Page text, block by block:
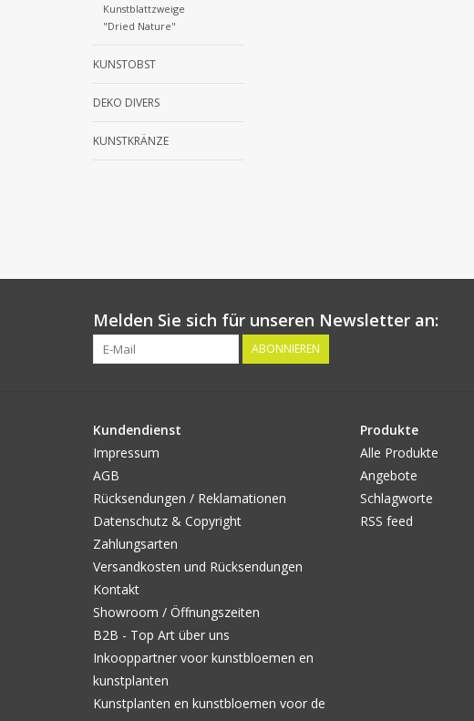
Kunstblattzweige
"Dried Nature"
KUNSTOBST
DEKO DIVERS
KUNSTKRÄNZE
Melden Sie sich für unseren Newsletter an:
ABONNIEREN
Kundendienst
Impressum
AGB
Rücksendungen / Reklamationen
Datenschutz & Copyright
Zahlungsarten
Versandkosten und Rücksendungen
Kontakt
Showroom / Öffnungszeiten
B2B - Top Art über uns
Inkooppartner voor kunstbloemen en
kunstplanten
Kunstplanten en kunstbloemen voor de
Produkte
Alle Produkte
Angebote
Schlagworte
RSS feed